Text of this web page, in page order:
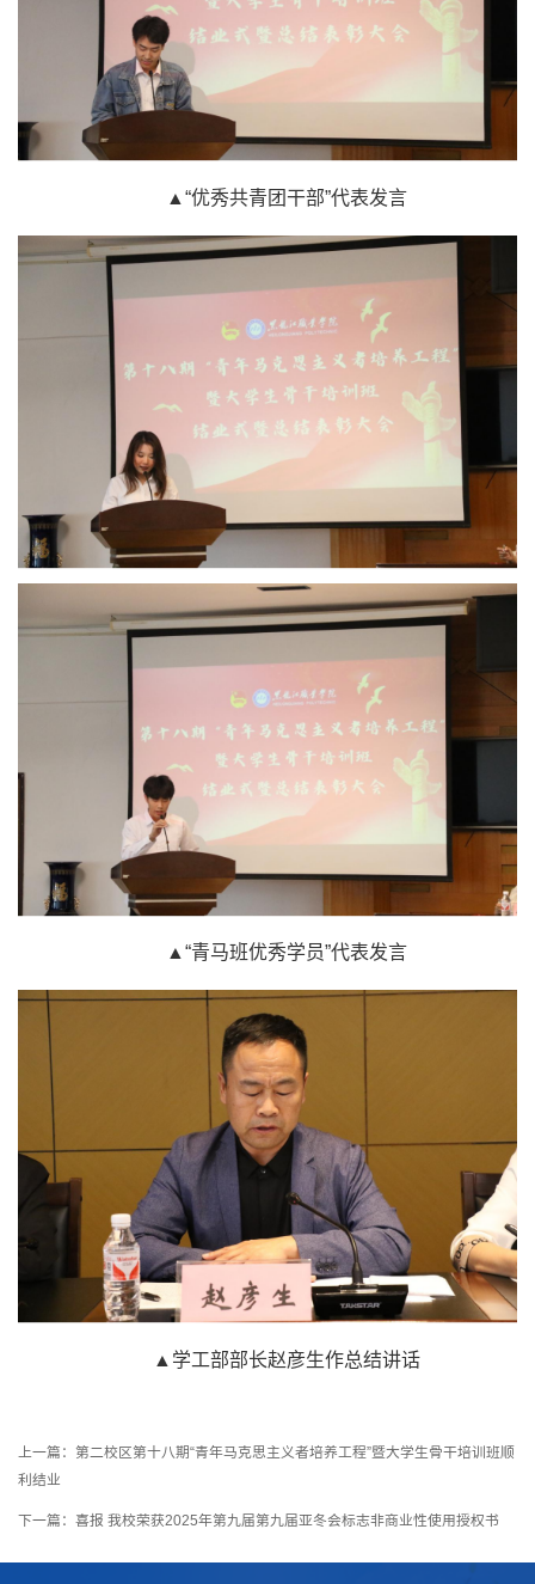
▲“优秀共青团干部”代表发言
▲“青马班优秀学员”代表发言
▲学工部部长赵彦生作总结讲话
上一篇： 第二校区第十八期“青年马克思主义者培养工程”暨大学生骨干培训班顺
利结业
下一篇： 喜报 我校荣获2025年第九届第九届亚冬会标志非商业性使用授权书